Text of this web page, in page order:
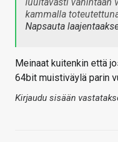
kammalla
Napsauta
Meinaat kuitenkin että
64bit muistiväylä parin
Kirjaudu sisään